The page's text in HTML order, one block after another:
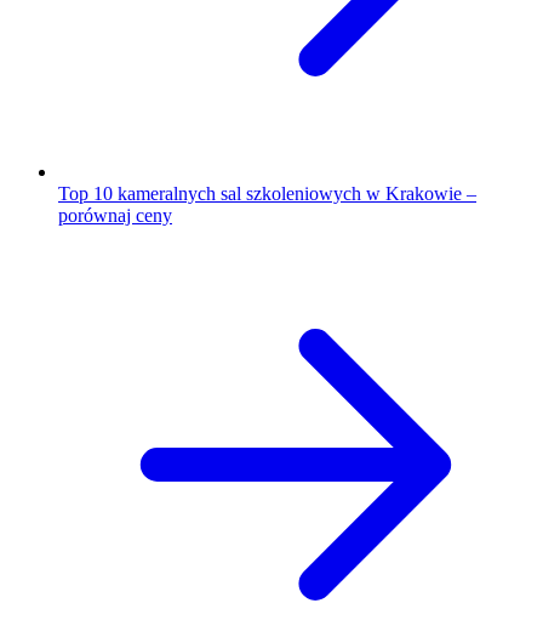
Top 10 kameralnych sal szkoleniowych w Krakowie –
porównaj ceny